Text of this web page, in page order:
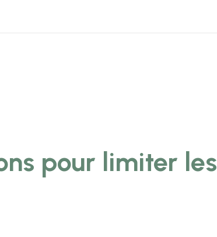
pour limiter les